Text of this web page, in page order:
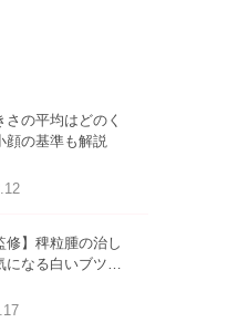
さの平均はどのく
顔の基準も解説
修】稗粒腫の治し
になる白いブツブ
て